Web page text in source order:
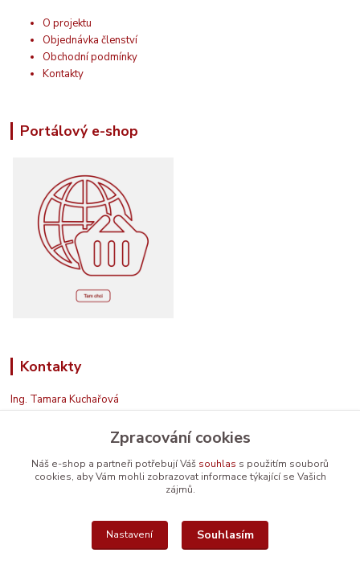
O projektu
Objednávka členství
Obchodní podmínky
Kontakty
Portálový e-shop
Kontakty
Ing. Tamara Kuchařová
+420 774 687 150
Jsem na příjmu. Když nemohu, zavolám zpět.
info@prodavamesrdcem.cz
Zpracování cookies
Náš e-shop a partneři potřebují Váš souhlas s použitím souborů
cookies, aby Vám mohli zobrazovat informace týkající se Vašich
zájmů.
Nastavení Souhlasím